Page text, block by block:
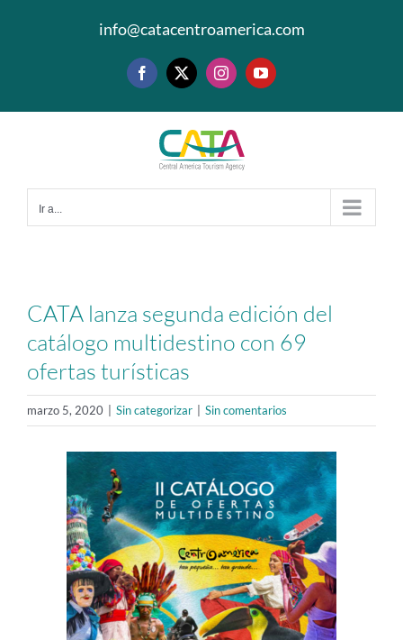
info@catacentroamerica.com
Facebook
X InstagramYouTube
Ir a...
CATA lanza segunda edición del
catálogo multidestino con 69
ofertas turísticas
marzo 5, 2020 | Sin categorizar | Sin comentarios